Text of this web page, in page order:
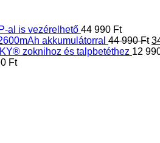
al is vezérelhető 44 990 Ft
akkumulátorral 44 990Ft
zoknihoz és talpbetéthez 12
Ft